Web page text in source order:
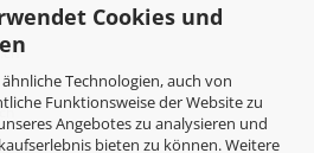
Cookies und
Technologien, auch von
Funktionsweise der Website zu
Angebotes zu analysieren und
bieten zu können. Weitere